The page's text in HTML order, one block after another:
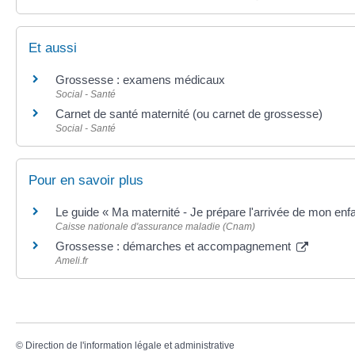
Et aussi
Grossesse : examens médicaux
Social - Santé
Carnet de santé maternité (ou carnet de grossesse)
Social - Santé
Pour en savoir plus
Le guide « Ma maternité - Je prépare l'arrivée de mon
Caisse nationale d'assurance maladie (Cnam)
Grossesse : démarches et accompagnement
Ameli.fr
© Direction de l'information légale et administrative